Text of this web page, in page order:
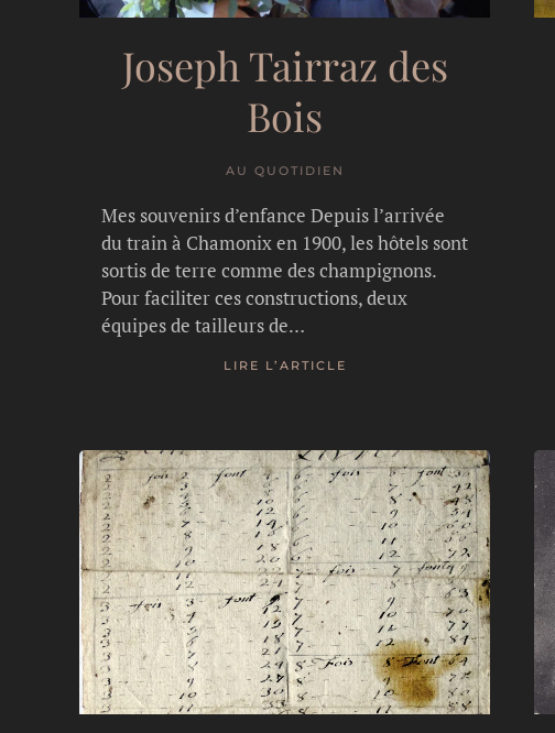
Joseph Tairraz des
Bois
AU QUOTIDIEN
Mes souvenirs d’enfance Depuis l’arrivée
du train à Chamonix en 1900, les hôtels sont
sortis de terre comme des champignons.
Pour faciliter ces constructions, deux
équipes de tailleurs de…
LIRE L’ARTICLE